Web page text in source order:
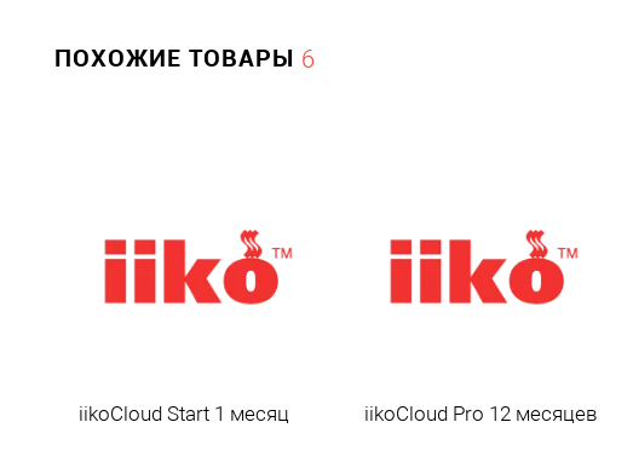
ПОХОЖИЕ ТОВАРЫ 6
iikoCloud Start 1 месяц iikoCloud Pro 12 месяцев